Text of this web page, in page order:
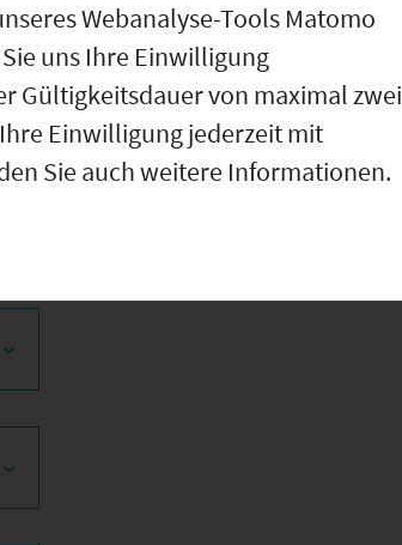
Webanalyse-Tools Matomo
uns Ihre Einwilligung
Gültigkeitsdauer von maximal zwei
Einwilligung jederzeit mit
Sie auch weitere Informationen.